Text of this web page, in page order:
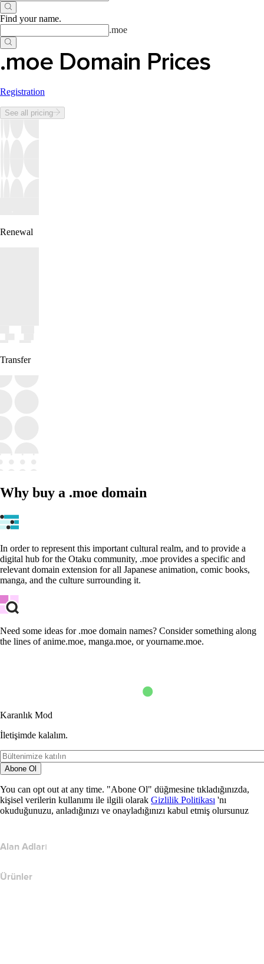
Find your name.
.moe
.moe Domain Prices
Registration
See all pricing
Renewal
Transfer
Why buy a .moe domain
In order to represent this important cultural realm, and to provide a
digital hub for the Otaku community, .moe provides a specific and
relevant domain extension for all Japanese animation, comic books,
manga, and the culture surrounding it.
Need some ideas for .moe domain names? Consider something along
the lines of anime.moe, manga.moe, or yourname.moe.
Karanlık Mod
İletişimde kalalım.
Abone Ol
You can opt out at any time. "Abone Ol" düğmesine tıkladığınızda,
kişisel verilerin kullanımı ile ilgili olarak Gizlilik Politikası 'nı
okuduğunuzu, anladığınızı ve onayladığınızı kabul etmiş olursunuz
Alan Adları
Ürünler